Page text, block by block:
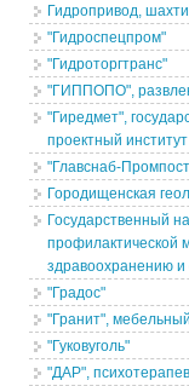
Гидропривод,
"Гидроспецпром"
"Гидроторгтранс"
"ГИППОПО",
"Гиредмет",
проектный
"Главснаб-
Городищенская
Государственный
профилактической
здравоохранению
"Градос"
"Гранит",
"Гуковуголь"
"ДАР",